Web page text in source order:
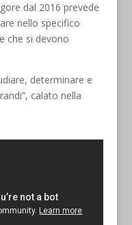
dal 2016 prevede
nello specifico
che si devono
determinare e
calato nella